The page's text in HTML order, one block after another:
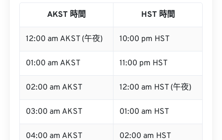
AKST 時間 HST 時間
12:00 am AKST (午夜) 10:00 pm HST
01:00 am AKST 11:00 pm HST
02:00 am AKST 12:00 am HST (午夜)
03:00 am AKST 01:00 am HST
04:00 am AKST 02:00 am HST